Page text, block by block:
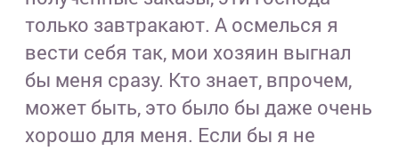
только завтракают. А осмелься я
вести себя так, мои хозяин выгнал
бы меня сразу. Кто знает, впрочем,
может быть, это было бы даже очень
хорошо для меня. Если бы я не